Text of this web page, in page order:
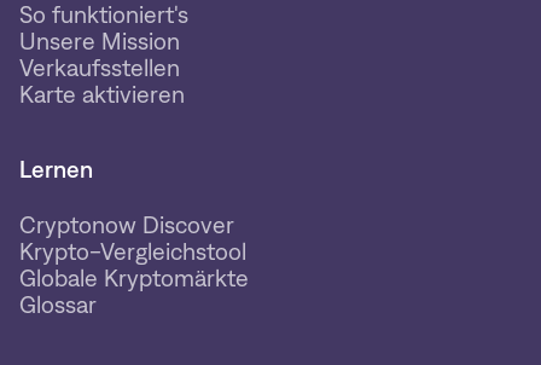
So funktioniert's
Unsere Mission
Verkaufsstellen
Karte aktivieren
Lernen
Cryptonow Discover
Krypto-Vergleichstool
Globale Kryptomärkte
Glossar